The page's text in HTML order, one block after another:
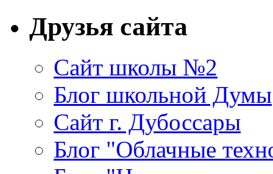
Друзья сайта
Сайт школы №2
Блог школьной Думы
Сайт г. Дубоссары
Блог "Облачные